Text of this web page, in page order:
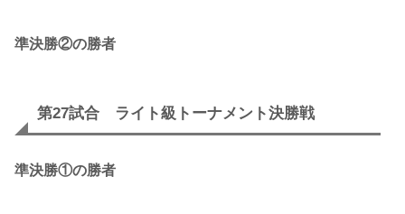
準決勝②の勝者
第27試合 ライト級トーナメント決勝戦
準決勝①の勝者